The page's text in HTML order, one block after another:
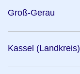
Groß-Gerau
Kassel (Landkreis)